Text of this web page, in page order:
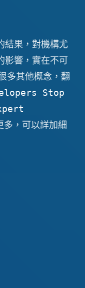
結果，對機構尤
影響，實在不可
多其他概念，翻
Stop
多，可以詳加細